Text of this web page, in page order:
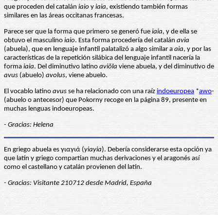
que proceden del catalán iaio y iaia, existiendo también formas
similares en las áreas occitanas francesas.
Parece ser que la forma que primero se generó fue iaia, y de ella se
obtuvo el masculino iaio. Esta forma procedería del catalán avia
(abuela), que en lenguaje infantil palatalizó a algo similar a aia, y por las
características de la repetición silábica del lenguaje infantil nacería la
forma iaia. Del diminutivo latino aviŏla viene abuela, y del diminutivo de
avus (abuelo) avolus, viene abuelo.
El vocablo latino avus se ha relacionado con una raíz indoeuropea *awo-
(abuelo o antecesor) que Pokorny recoge en la página 89, presente en
muchas lenguas indoeuropeas.
- Gracias: Helena
En griego abuela es γιαγιά (yiayia). Debería considerarse esta opción ya
que latín y griego compartían muchas derivaciones y el aragonés así
como el castellano y catalán provienen del latín.
- Gracias: Visitante 210712 desde Madrid, España